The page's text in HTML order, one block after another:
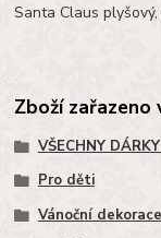
Santa Claus
Zboží zařazeno
VŠECHNY
Pro děti
Vánoční dekorace